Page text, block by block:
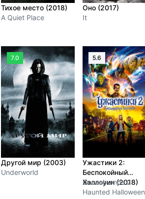
Тихое место (2018)
A Quiet Place
Оно (2017)
It
7.0
Другой мир (2003)
Underworld
5.6
Ужастики 2:
Беспокойный
Хэллоуин (2018)
Goosebumps 2:
Haunted Halloween